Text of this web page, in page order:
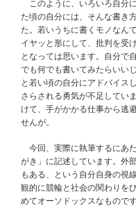
このように、いろいろ自分
た頃の自分には、そんな書き
た。若いうちに書くモノなん
イヤッと形にして、批判を受
となっては思います。自分で
でも何でも書いてみたらいい
と若い頃の自分にアドバイス
さらされる勇気が不足してい
けて、手がかかる仕事から逃
せんが。
今回、実際に執筆するにあ
がき」に記述しています。外
もある、という自分自身の視
観的に競輪と社会の関わりを
めてオーソドックスなもので